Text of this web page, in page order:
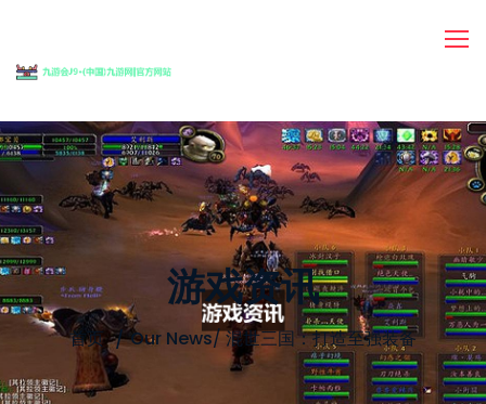
游戏资讯
首页 Our News/混世三国：打造至强装备